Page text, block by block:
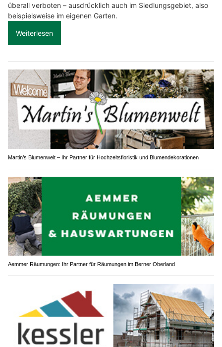
überall verboten – ausdrücklich auch im Siedlungsgebiet, also
beispielsweise im eigenen Garten.
Weiterlesen
Martin’s Blumenwelt – Ihr Partner für Hochzeitsfloristik und Blumendekorationen
Aemmer Räumungen: Ihr Partner für Räumungen im Berner Oberland